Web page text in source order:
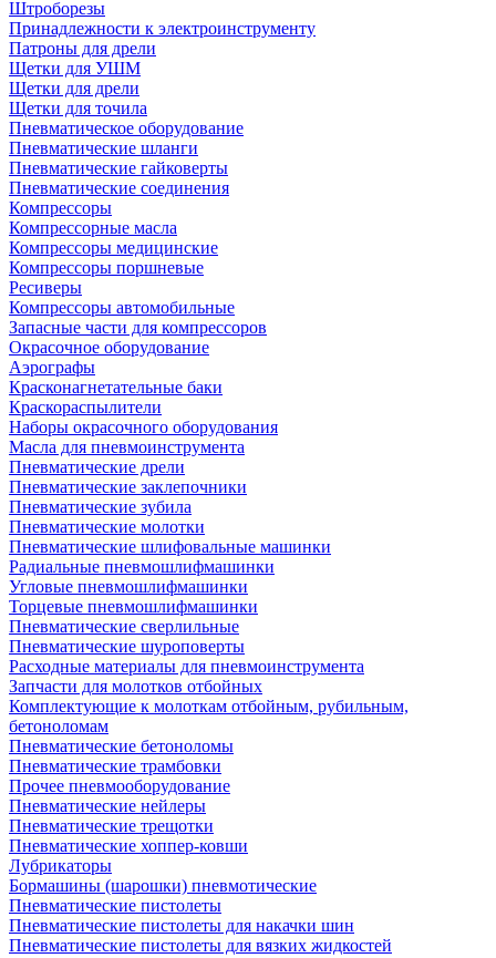
Штроборезы
Принадлежности к электроинструменту
Патроны для дрели
Щетки для УШМ
Щетки для дрели
Щетки для точила
Пневматическое оборудование
Пневматические шланги
Пневматические гайковерты
Пневматические соединения
Компрессоры
Компрессорные масла
Компрессоры медицинские
Компрессоры поршневые
Ресиверы
Компрессоры автомобильные
Запасные части для компрессоров
Окрасочное оборудование
Аэрографы
Красконагнетательные баки
Краскораспылители
Наборы окрасочного оборудования
Масла для пневмоинструмента
Пневматические дрели
Пневматические заклепочники
Пневматические зубила
Пневматические молотки
Пневматические шлифовальные машинки
Радиальные пневмошлифмашинки
Угловые пневмошлифмашинки
Торцевые пневмошлифмашинки
Пневматические сверлильные
Пневматические шуроповерты
Расходные материалы для пневмоинструмента
Запчасти для молотков отбойных
Комплектующие к молоткам отбойным, рубильным,
бетоноломам
Пневматические бетоноломы
Пневматические трамбовки
Прочее пневмооборудование
Пневматические нейлеры
Пневматические трещотки
Пневматические хоппер-ковши
Лубрикаторы
Бормашины (шарошки) пневмотические
Пневматические пистолеты
Пневматические пистолеты для накачки шин
Пневматические пистолеты для вязких жидкостей